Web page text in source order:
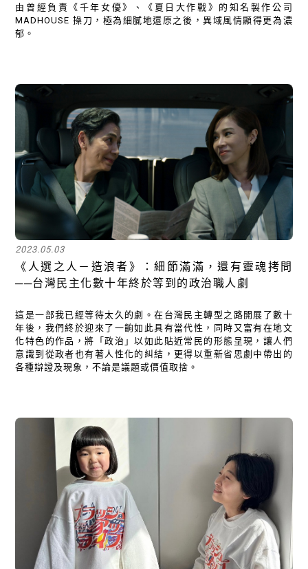
由曾經負責《千年女優》、《夏日大作戰》的知名製作公司
MADHOUSE 操刀，極為細膩地還原之後，異域風情顯得更為濃
郁。
2023.05.03
《人選之人－造浪者》：細節滿滿，還有靈魂拷問
──台灣民主化數十年終於等到的政治職人劇
這是一部我已經等待太久的劇。在台灣民主轉型之路開展了數十
年後，我們終於迎來了一齣如此具有當代性，同時又富有在地文
化特色的作品，將「政治」以如此貼近常民的形態呈現，讓人們
意識到從政者也有著人性化的糾結，更得以重新省思劇中帶出的
各種辯證及現象，不論是議題或價值取捨。